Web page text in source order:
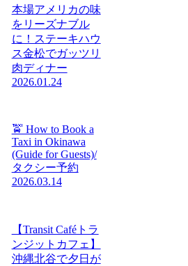
本場アメリカの味
をリーズナブル
に！ステーキハウ
ス金松でガッツリ
肉ディナー
2026.01.24
🚖 How to Book a
Taxi in Okinawa
(Guide for Guests)/
タクシー予約
2026.03.14
【Transit Caféトラ
ンジットカフェ】
沖縄北谷で夕日が